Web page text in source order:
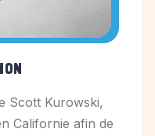
Scott Kurowski,
Californie afin de